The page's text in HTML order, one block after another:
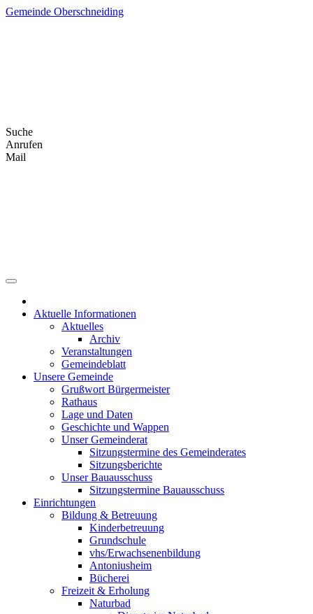
Skip
Gemeinde Oberschneiding
Suche
Anrufen
Mail
Aktuelle Informationen
Aktuelles
Archiv
Veranstaltungen
Gemeindeblatt
Unsere Gemeinde
Grußwort Bürgermeister
Rathaus
Lage und Daten
Geschichte und Wappen
Unser Gemeinderat
Sitzungstermine des Gemeinderates
Sitzungsberichte
Unser Bauausschuss
Sitzungstermine Bauausschuss
Einrichtungen
Bildung & Betreuung
Kinderbetreuung
Grundschule
vhs/Erwachsenenbildung
Antoniusheim
Bücherei
Freizeit & Erholung
Naturbad